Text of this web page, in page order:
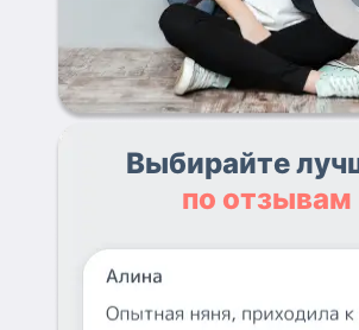
Выбирайте
по отзывам